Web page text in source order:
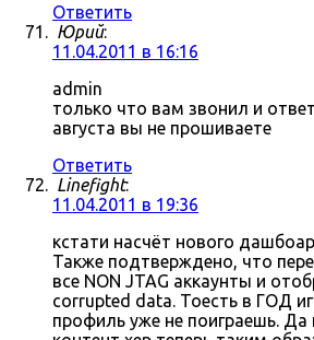
Ответить
Юрий:
11.04.2011 в 16:16
admin
только что вам звонил и
августа вы не прошиваете
Ответить
Linefight:
11.04.2011 в 19:36
кстати насчёт нового
Также подтверждено, что
все NON JTAG аккаунты и
corrupted data. Тоесть в ГОД
профиль уже не поиграешь. Да